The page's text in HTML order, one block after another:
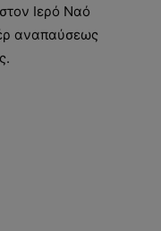
Ιερό Ναό
αναπαύσεως